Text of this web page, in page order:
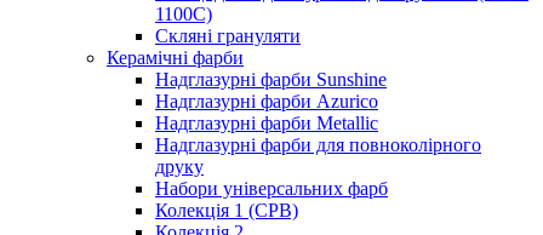
1100С)
Скляні грануляти
Керамічні фарби
Надглазурні фарби Sunshine
Надглазурні фарби Azurico
Надглазурні фарби Metallic
Надглазурні фарби для повноколірного
друку
Набори універсальних фарб
Колекція 1 (CPB)